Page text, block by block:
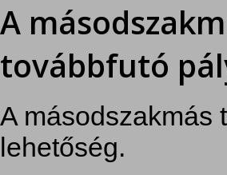
A
továbbfutó
A másodszakmás
lehetőség.